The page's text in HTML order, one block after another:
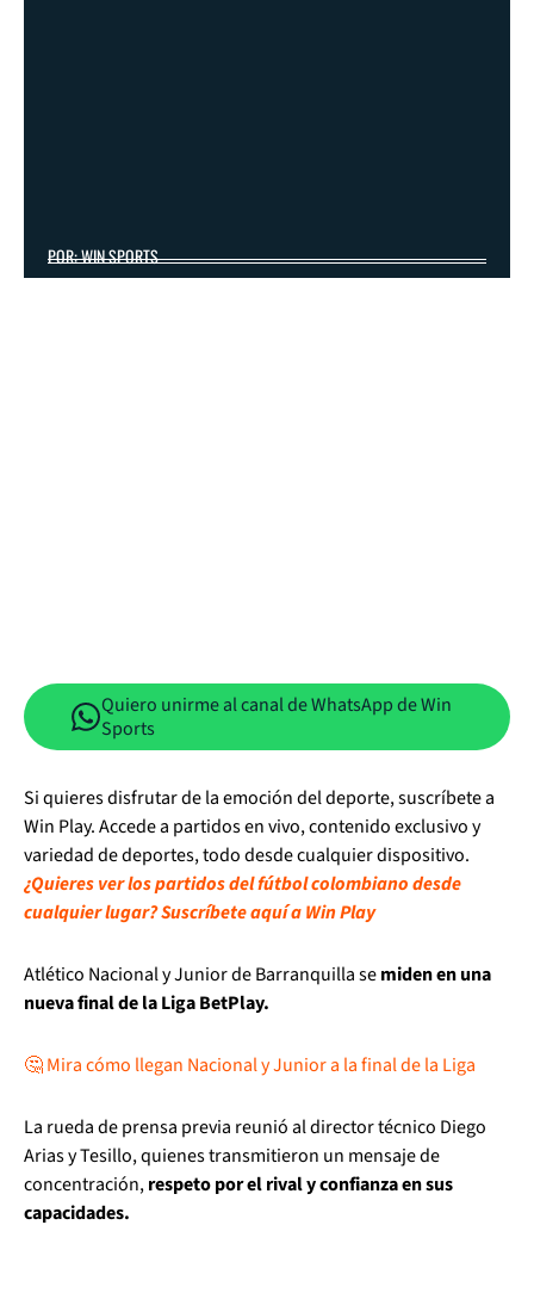
POR: WIN SPORTS
Quiero unirme al canal de WhatsApp de Win
Sports
Si quieres disfrutar de la emoción del deporte, suscríbete a
Win Play. Accede a partidos en vivo, contenido exclusivo y
variedad de deportes, todo desde cualquier dispositivo.
¿Quieres ver los partidos del fútbol colombiano desde
cualquier lugar? Suscríbete aquí a Win Play
Atlético Nacional y Junior de Barranquilla semiden en una
nueva final de la Liga BetPlay.
🤔 Mira cómo llegan Nacional y Junior a la final de la Liga
La rueda de prensa previa reunió al director técnico Diego
Arias y Tesillo, quienes transmitieron un mensaje de
concentración,respeto por el rival y confianza en sus
capacidades.